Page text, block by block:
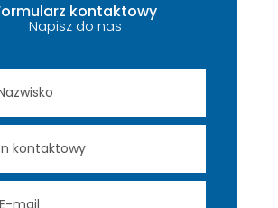
kontaktowy
Napisz do nas